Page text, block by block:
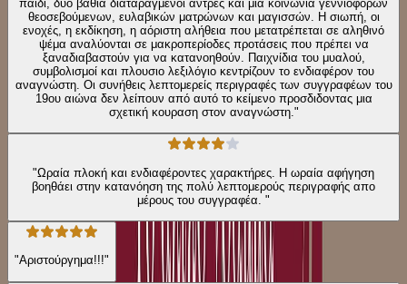
παιδί, δυο βαθιά διαταραγμένοι άντρες και μια κοινωνία γεννιοφόρων
θεοσεβούμενων, ευλαβικών ματρώνων και μαγισσών. Η σιωπή, οι
ενοχές, η εκδίκηση, η αόριστη αλήθεια που μετατρέπεται σε αληθινό
ψέμα αναλύονται σε μακροπερίοδες προτάσεις που πρέπει να
ξαναδιαβαστούν για να κατανοηθούν. Παιχνίδια του μυαλού,
συμβολισμοί και πλουσιο λεξιλόγιο κεντρίζουν το ενδιαφέρον του
αναγνώστη. Οι συνήθεις λεπτομερείς περιγραφές των συγγραφέων του
19ου αιώνα δεν λείπουν από αυτό το κείμενο προσδιδοντας μια
σχετική κουραση στον αναγνώστη."
"Ωραία πλοκή και ενδιαφέροντες χαρακτήρες. Η ωραία αφήγηση
βοηθάει στην κατανόηση της πολύ λεπτομερούς περιγραφής απο
μέρους του συγγραφέα. "
"Αριστούργημα!!!"